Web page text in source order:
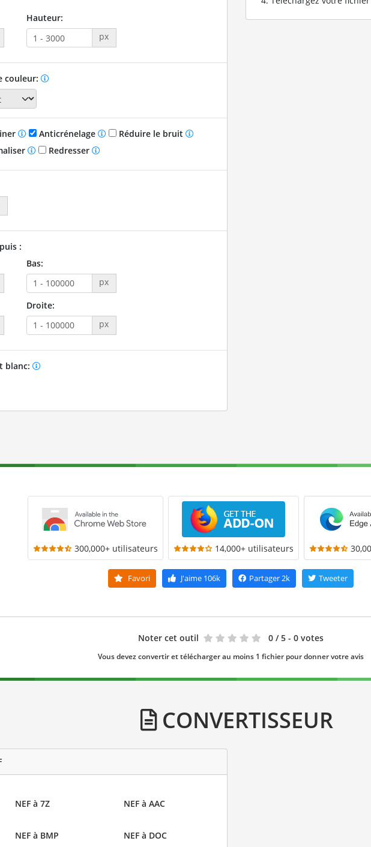
Hauteur:
px
couleur:
Anticrénelage
Réduire le bruit
Redresser
:
Bas:
px
Droite:
px
blanc:
300,000+ utilisateurs 14,000+ utilisateurs
Favori J'aime106k Partager2k Tweeter
Noter cet outil 0 / 5 - 0 votes
Vous devez convertir et télécharger au moins 1 fichier pour donner votre avis
CONVERTISSEUR
NEF à 7Z NEF à AAC
NEF à BMP NEF à DOC